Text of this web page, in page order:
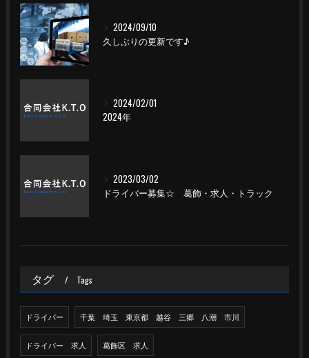
2024/09/10
久しぶりの更新です♪
2024/02/01
2024年
2023/03/02
ドライバー募集☆ 葛飾・求人・トラック
タグ Tags
ドライバー 千葉 埼玉 東京都 越谷 三郷 八潮 市川
ドライバー 求人 葛飾区 求人